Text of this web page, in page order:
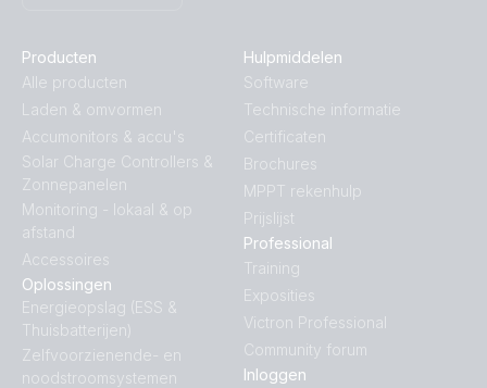
Producten
Alle producten
Laden & omvormen
Accumonitors & accu's
Solar Charge Controllers &
Zonnepanelen
Monitoring - lokaal & op
afstand
Accessoires
Oplossingen
Energieopslag (ESS &
Thuisbatterijen)
Zelfvoorzienende- en
noodstroomsystemen
Hulpmiddelen
Software
Technische informatie
Certificaten
Brochures
MPPT rekenhulp
Prijslijst
Professional
Training
Exposities
Victron Professional
Community forum
Inloggen